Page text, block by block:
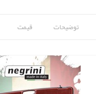
توضیحات قیمت